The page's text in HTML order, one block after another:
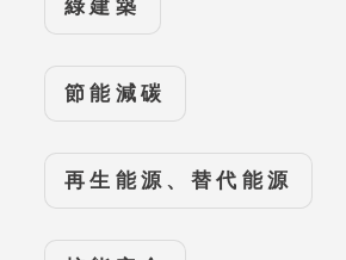
綠建築
節能減碳
再生能源、替代能源